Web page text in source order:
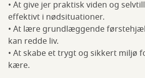
• At give jer praktisk viden og
effektivt i nødsituationer.
• At lære grundlæggende
kan redde liv.
• At skabe et trygt og sikkert miljø
kære.